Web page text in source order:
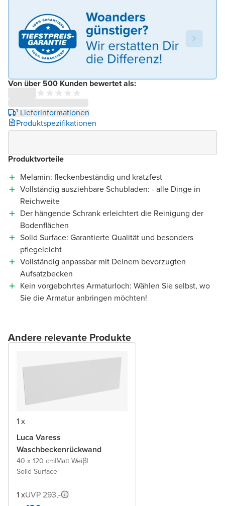
Von über 500 Kunden bewertet als:
¹ Lieferinformationen
Produktspezifikationen
Produktvorteile
Melamin: fleckenbeständig und kratzfest
Vollständig ausziehbare Schubladen: - alle Dinge in
Reichweite
Der hängende Schrank erleichtert die Reinigung der
Bodenflächen
Solid Surface: Garantierte Qualität und besonders
pflegeleicht
Vollständig anpassbar mit Deinem bevorzugten
Aufsatzbecken
Kein vorgebohrtes Armaturloch: Wählen Sie selbst, wo
Sie die Armatur anbringen möchten!
Andere relevante Produkte
1 x
Luca Varess
Waschbeckenrückwand
40 x 120 cm|Matt Weiβ|
Solid Surface
1 xUVP 293,-